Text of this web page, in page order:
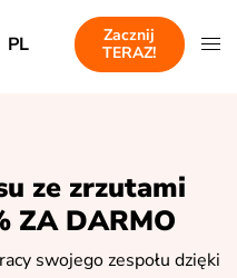
PL
Zacznij
TERAZ!
ze zrzutami
ZA DARMO
swojego zespołu dzięki